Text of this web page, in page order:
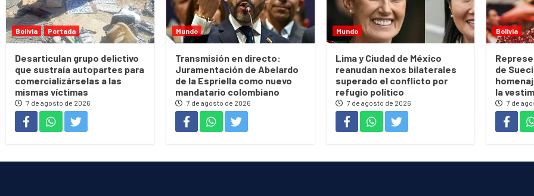
Bolivia Portada
Desarticulan grupo delictivo
que sustraía autopartes para
comercializárselas a las
mismas víctimas
7 de agosto de 2026
Mundo
Transmisión en directo:
Juramentación de Abelardo
de la Espriella como nuevo
mandatario colombiano
7 de agosto de 2026
Mundo
Lima y Ciudad de México
reanudan nexos bilaterales
superado el conflicto por
refugio político
7 de agosto de 2026
Bolivia
de
la
7 de